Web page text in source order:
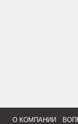
О КОМПАНИИ